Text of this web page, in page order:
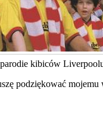
kibiców
podziękować